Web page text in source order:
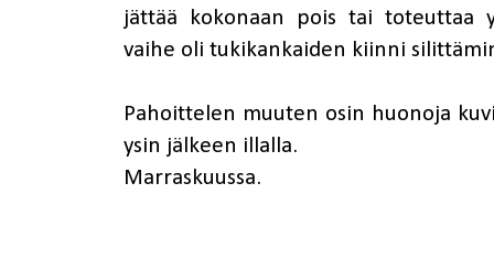
jättää kokonaan pois tai toteuttaa
vaihe oli tukikankaiden kiinni
Pahoittelen muuten osin huonoja
ysin jälkeen illalla.
Marraskuussa.